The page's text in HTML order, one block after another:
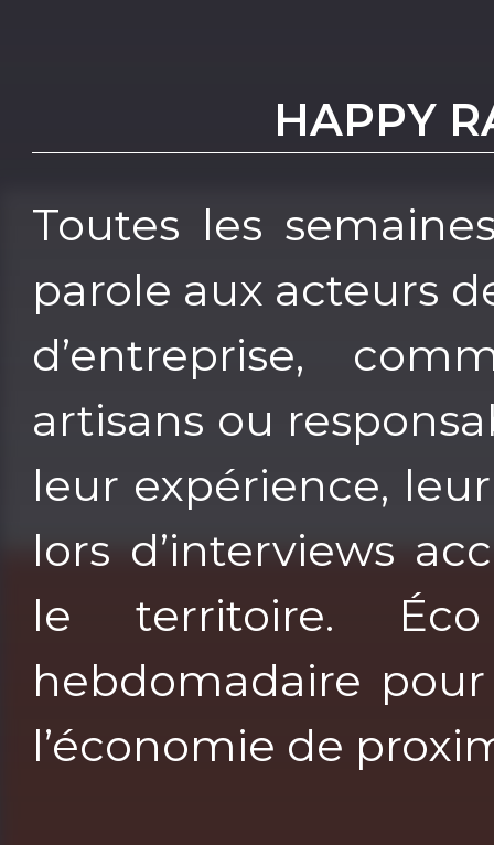
HAPPY
Toutes les
parole aux acteurs
d’entreprise,
artisans ou
leur expérience,
lors d’interviews
le territoire.
hebdomadaire
l’économie de